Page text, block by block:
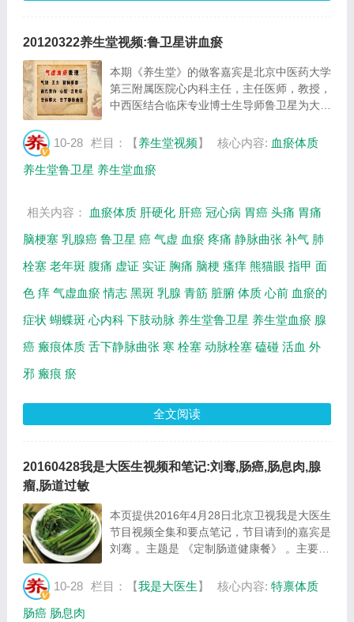
20120322养生堂视频:鲁卫星讲血瘀
本期《养生堂》的做客嘉宾是北京中医药大学
第三附属医院心内科主任，主任医师，教授，
中西医结合临床专业博士生导师鲁卫星为大家
碰， 比如磕了一下椅子或者被东西砸了一
同，...
10-28 栏目：【养生堂视频】 核心内容: 血瘀体质
养生堂鲁卫星 养生堂血瘀
相关内容： 血瘀体质 肝硬化 肝癌 冠心病 胃癌 头痛 胃痛
脑梗塞 乳腺癌 鲁卫星 癌 气虚 血瘀 疼痛 静脉曲张 补气 肺
栓塞 老年斑 腹痛 虚证 实证 胸痛 脑梗 瘙痒 熊猫眼 指甲 面
色 痒 气虚血瘀 情志 黑斑 乳腺 青筋 脏腑 体质 心前 血瘀的
症状 蝴蝶斑 心内科 下肢动脉 养生堂鲁卫星 养生堂血瘀 腺
癌 瘢痕体质 舌下静脉曲张 寒 栓塞 动脉栓塞 磕碰 活血 外
邪 瘢痕 瘀
全文阅读
20160428我是大医生视频和笔记:刘骞,肠癌,肠息肉,腺
瘤,肠道过敏
本页提供2016年4月28日北京卫视我是大医生
节目视频全集和要点笔记，节目请到的嘉宾是
刘骞 。主题是 《定制肠道健康餐》 。主要介
息肉病，哪些食物易引发肠息肉等相关内容，
10-28 栏目：【我是大医生】 核心内容: 特禀体质
肠癌 肠息肉